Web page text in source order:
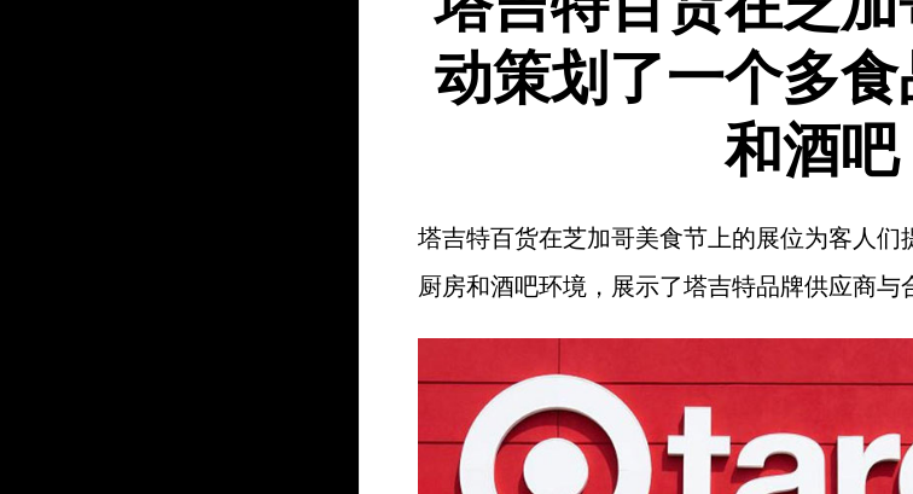
动策划了一个多
和酒吧
塔吉特百货在芝加哥美食节上的展位为客人
厨房和酒吧环境，展示了塔吉特品牌供应商与